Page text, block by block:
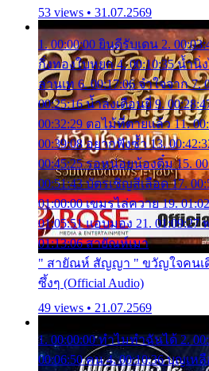
53 views • 31.07.2569
1. 00:00:00 ยินดีรับเดน 2.
กิ่งทองใบหยก 4. 00:10:35 น้ำนิ่
ลานเท 6. 00:17:06 จำใจจาก 7.
00:25:16 น้ำลงเดือนยี่ 9.
00:32:29 ตอไม้ที่ตายแล้ว 11.
00:39:08 อยากฟังซ้ำ 13.
00:45:25 รอหน่อยน้องติ๋ม 15.
00:51:43 บัตรเชิญสีเลือด 17.
01:00:00 เขมรไล่ควาย 19.
01:05:51 แอบมอง 21.
01:13:06 สายัณห์เมา
" สายัณห์ สัญญา " ขวัญใจคนเดิ
ซึ้งๆ (Official Audio)
49 views • 21.07.2569
1. 00:00:00 ทำไมทำฉันได้ 2.
00:06:50 คน 4. 00:10:36 บุญเห